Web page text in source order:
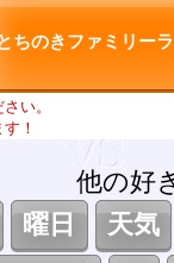
い。
！
他の好
曜日
天気